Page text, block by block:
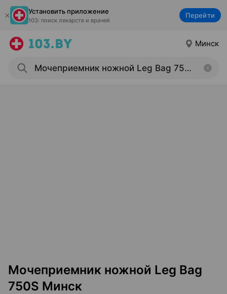
Установить приложение
103: поиск лекарств и врачей
Перейти
Минск
Мочеприемник ножной Leg Bag
750S Минск